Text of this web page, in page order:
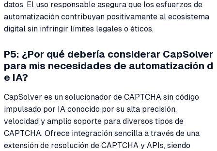
datos. El uso responsable asegura que los esfuerzos de
automatización contribuyan positivamente al ecosistema
digital sin infringir límites legales o éticos.
P5: ¿Por qué debería considerar CapSolver
para mis necesidades de automatización d
e IA?
CapSolver es un solucionador de CAPTCHA sin código
impulsado por IA conocido por su alta precisión,
velocidad y amplio soporte para diversos tipos de
CAPTCHA. Ofrece integración sencilla a través de una
extensión de resolución de CAPTCHA y APIs, siendo